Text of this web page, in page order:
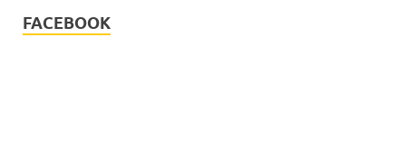
FACEBOOK